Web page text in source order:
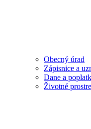
Obecný úrad
Zápisnice a
Dane a
Životné